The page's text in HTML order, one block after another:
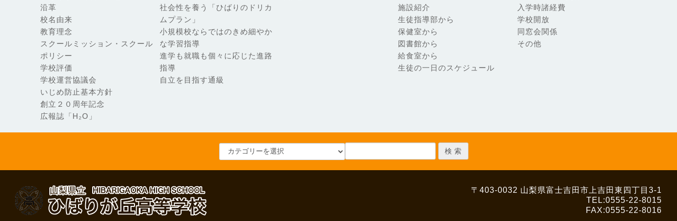
沿革
校名由来
教育理念
スクールミッション・スクール
ポリシー
学校評価
学校運営協議会
いじめ防止基本方針
創立２０周年記念
広報誌「H₂O」
社会性を養う「ひばりのドリカ
ムプラン」
小規模校ならではのきめ細やか
な学習指導
進学も就職も個々に応じた進路
指導
自立を目指す通級
施設紹介
生徒指導部から
保健室から
図書館から
給食室から
生徒の一日のスケジュール
入学時諸経費
学校開放
同窓会関係
その他
〒403-0032 山梨県富士吉田市上吉田東四丁目3-1
TEL:0555-22-8015
FAX:0555-22-8016